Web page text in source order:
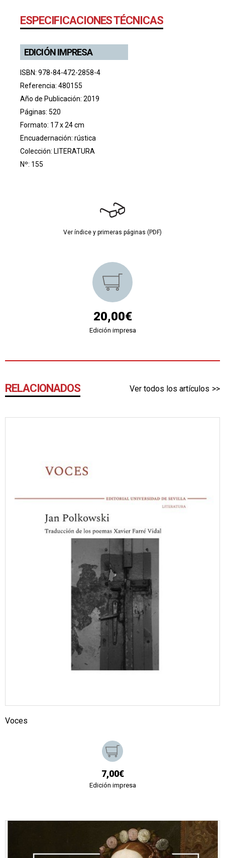
ESPECIFICACIONES TÉCNICAS
EDICIÓN IMPRESA
ISBN: 978-84-472-2858-4
Referencia: 480155
Año de Publicación: 2019
Páginas: 520
Formato: 17 x 24 cm
Encuadernación: rústica
Colección: LITERATURA
Nº: 155
Ver índice y primeras páginas (PDF)
20,00€
Edición impresa
RELACIONADOS Ver todos los artículos
Voces
7,00€
Edición impresa